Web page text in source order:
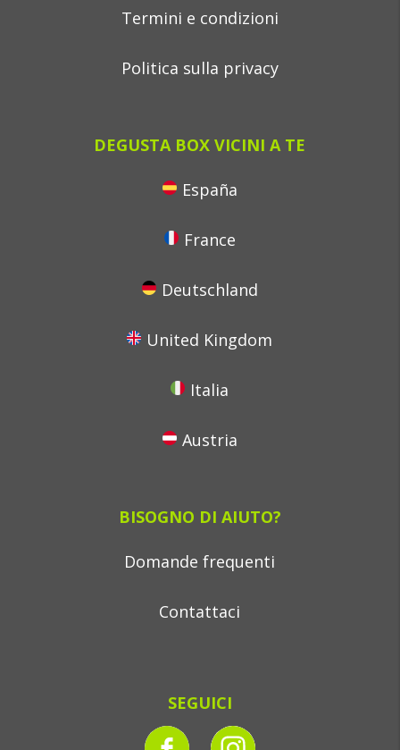
Termini e condizioni
Politica sulla privacy
DEGUSTA BOX VICINI A TE
España
France
Deutschland
United Kingdom
Italia
Austria
BISOGNO DI AIUTO?
Domande frequenti
Contattaci
SEGUICI